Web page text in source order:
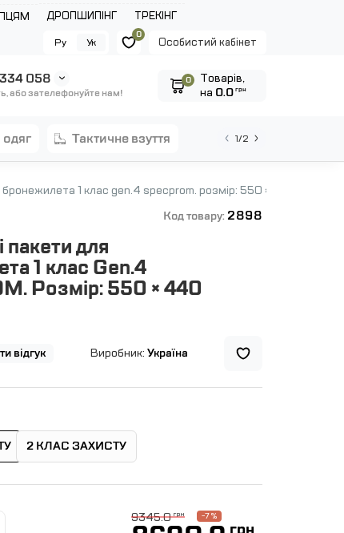
ДРОПШИПІНГ
ТРЕКІНГ
Особистий кабінет
0
Ру Ук
058
або зателефонуйте нам!
0
Tоварів,
на 0.0грн
одяг тактичне взуття 1/2
бронежилета 1 клас gen.4 specprom. розмір: 550 × 440 мм
Код товару: 2898
пакети для
1 клас Gen.4
Розмір: 550 × 440
відгук Виробник: Україна
2 КЛАС ЗАХИСТУ
9345.0грн -7 %